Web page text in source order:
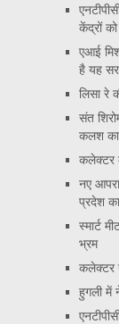
केंद्रों
एआई
है यह
लिसा रे
संत
कलश का
कलेक्टर
नए
प्रदेश
स्मार्ट
भ्रम
कलेक्टर ने
हुगली में